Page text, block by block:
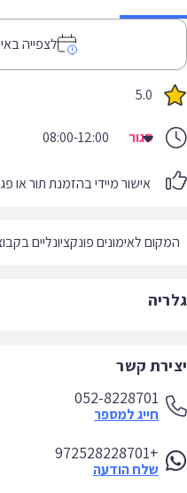
לצפייה
5.0
סגור 08:00-12:00
אישור מיידי בהזמנת תור או
המקום לאימונים פונקציונליים
גלריה
יצירת קשר
052-8228701
חייג למספר
+972528228701
שלח הודעה